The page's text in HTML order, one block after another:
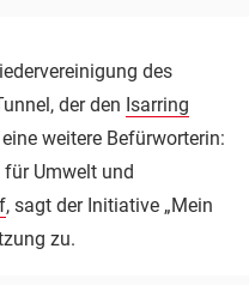
des
der den Isarring
weitere Befürworterin:
Umwelt und
, sagt der Initiative „Mein
zu.